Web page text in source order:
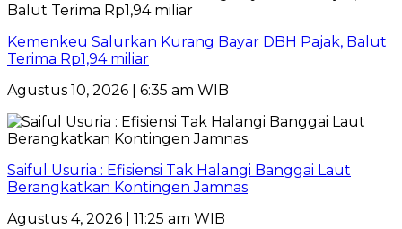
Kemenkeu Salurkan Kurang Bayar DBH Pajak, Balut
Terima Rp1,94 miliar
Agustus 10, 2026 | 6:35 am WIB
Saiful Usuria : Efisiensi Tak Halangi Banggai Laut
Berangkatkan Kontingen Jamnas
Agustus 4, 2026 | 11:25 am WIB